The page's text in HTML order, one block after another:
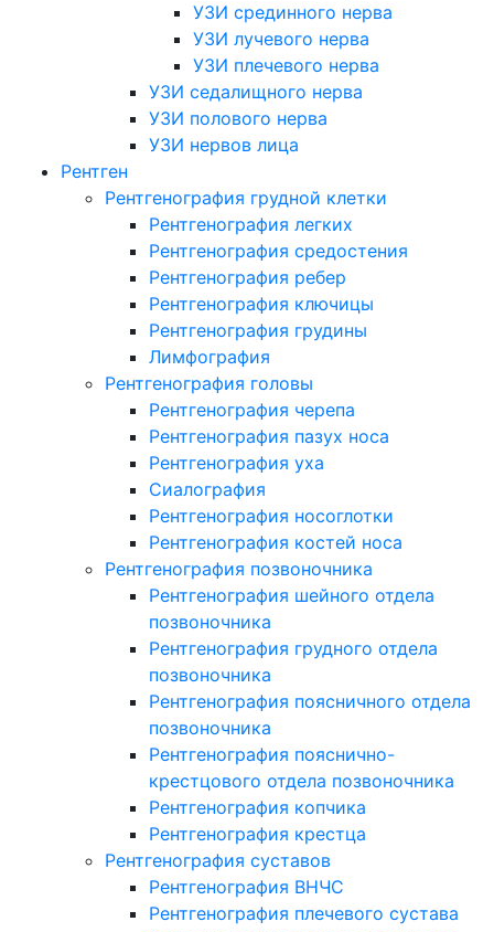
УЗИ срединного нерва
УЗИ лучевого нерва
УЗИ плечевого нерва
УЗИ седалищного нерва
УЗИ полового нерва
УЗИ нервов лица
Рентген
Рентгенография грудной клетки
Рентгенография легких
Рентгенография средостения
Рентгенография ребер
Рентгенография ключицы
Рентгенография грудины
Лимфография
Рентгенография головы
Рентгенография черепа
Рентгенография пазух носа
Рентгенография уха
Сиалография
Рентгенография носоглотки
Рентгенография костей носа
Рентгенография позвоночника
Рентгенография шейного отдела
позвоночника
Рентгенография грудного отдела
позвоночника
Рентгенография поясничного отдела
позвоночника
Рентгенография пояснично-
крестцового отдела позвоночника
Рентгенография копчика
Рентгенография крестца
Рентгенография суставов
Рентгенография ВНЧС
Рентгенография плечевого сустава